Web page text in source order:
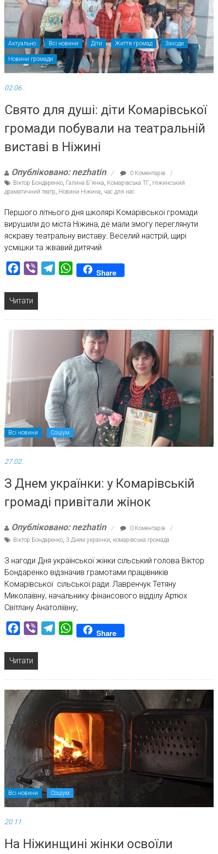
Актуально Всі новини Діти Життя громад Заходи
Новини громади
02.06.
Свято для душі: діти Комарівської
громади побували на театральній
виставі в Ніжині
Опубліковано: nezhatin
0 Коментарів
Віктор Бондаренко, Галина Б'янка Комарівська ТГ, Ніжинський
драматичний театр Новини Ніжина час для нас
Першого літнього дня школярі Комарівської громади
вирушили до міста Ніжина, де мали змогу переглянути
яскраву театральну виставу. Веселий настрій, щирі
усмішки та жвавий дитячий
Facebook
Viber TelegramWhatsAppShare
Читати
Всі новини Соціум
27.02.
З Днем українки: у Комарівській
громаді привітали жінок
Опубліковано: nezhatin
0 Коментарів
Віктор Бондаренко, З Днем українки, комарівська громада
З нагоди Дня української жінки сільський голова Віктор
Бондаренко відзначив грамотами працівників
Комарівської сільської ради: Лавренчук Тетяну
Миколаївну, начальнику фінансового відділу Артюх
Світлану Анатоліївну,
Facebook
Viber TelegramWhatsAppShare
Читати
Всі новини Соціум
20.11.
На Ніжинщині жінки освоїли